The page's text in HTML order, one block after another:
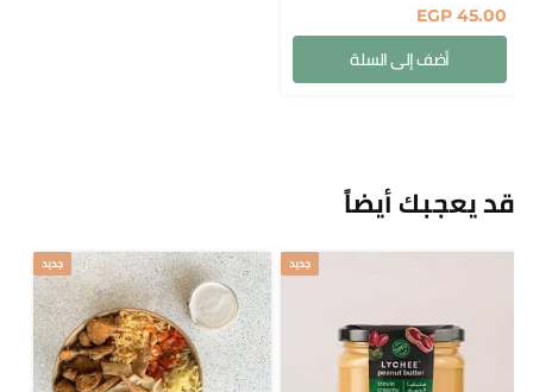
EGP 45.00
أضف إلى السلة
قد يعجبك أيضاً
جديد جديد